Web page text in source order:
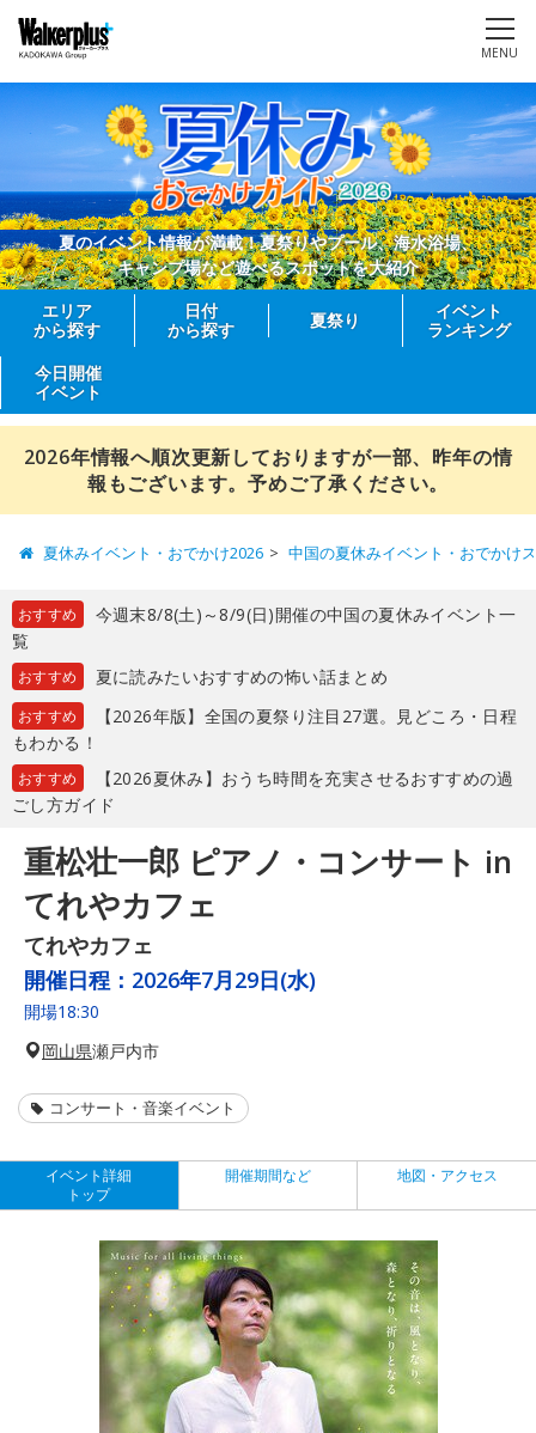
MENU
夏のイベント情報が満載！夏祭りやプール、海水浴場、
キャンプ場など遊べるスポットを大紹介
エリア
から探す
日付
から探す
夏祭り
イベント
ランキング
今日開催
イベント
2026年情報へ順次更新しておりますが一部、昨年の情
報もございます。予めご了承ください。
夏休みイベント・おでかけ2026 中国の夏休みイベント・おでかけ
おすすめ
今週末8/8(土)～8/9(日)開催の中国の夏休みイベント一
覧
おすすめ 夏に読みたいおすすめの怖い話まとめ
おすすめ
【2026年版】全国の夏祭り注目27選。見どころ・日程
もわかる！
おすすめ
【2026夏休み】おうち時間を充実させるおすすめの過
ごし方ガイド
重松壮一郎 ピアノ・コンサート in
てれやカフェ
てれやカフェ
開催日程： 2026年7月29日(水)
開場18:30
岡山県瀬戸内市
コンサート・音楽イベント
イベント詳細
トップ
開催期間など 地図・アクセス